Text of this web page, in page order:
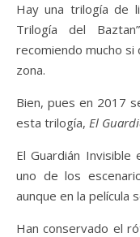
Hay una trilogía de
Trilogía del
recomiendo mucho
zona.
Bien, pues en 2017
esta trilogía, El
El Guardián
uno de los
aunque en la película
Han conservado el